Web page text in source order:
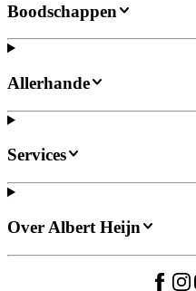
Boodschappen
Allerhande
Services
Over Albert Heijn